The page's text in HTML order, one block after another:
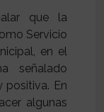
que la
Servicio
en el
señalado
positiva. En
algunas